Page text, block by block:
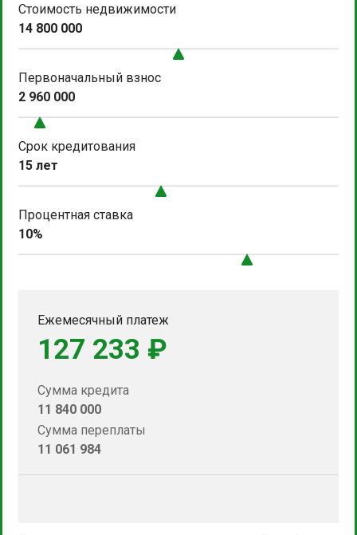
Стоимость недвижимости
14 800 000
Первоначальный взнос
2 960 000
Срок кредитования
15 лет
Процентная ставка
10%
Ежемесячный платеж
127 233 ₽
Сумма кредита
11 840 000
Сумма переплаты
11 061 984